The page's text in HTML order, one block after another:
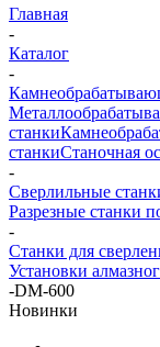
Главная
-
Каталог
-
станки
станкиСтаночная
-
Сверлильные
Разрезные станки
-
Станки для
Установки
-DM-600
Новинки